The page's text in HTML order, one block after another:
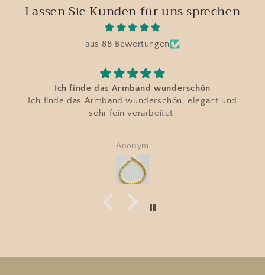
Lassen Sie Kunden für uns sprechen
aus 88 Bewertungen
Ich finde das Armband wunderschön
Ich finde das Armband wunderschön, elegant und
sehr fein verarbeitet.
Anonym